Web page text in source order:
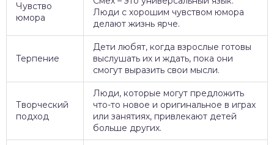
Чувство
юмора
Люди с хорошим чувством юмора
делают жизнь ярче.
Терпение
Дети любят, когда взрослые готовы
выслушать их и ждать, пока они
смогут выразить свои мысли.
Творческий
подход
Люди, которые могут предложить
что-то новое и оригинальное в играх
или занятиях, привлекают детей
больше других.